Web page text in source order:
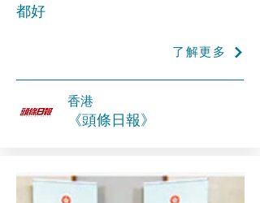
都好
了解更多
​香港
《頭條日報》